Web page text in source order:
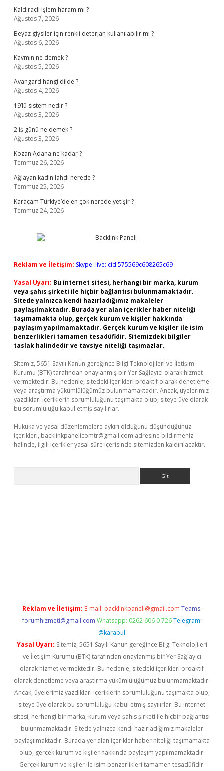
Kaldıraçlı işlem haram mı ?
Ağustos 7, 2026
Beyaz giysiler için renkli deterjan kullanılabilir mi ?
Ağustos 6, 2026
Kavmin ne demek ?
Ağustos 5, 2026
Avangard hangi dilde ?
Ağustos 4, 2026
19’lü sistem nedir ?
Ağustos 3, 2026
2 iş günü ne demek ?
Ağustos 3, 2026
Kozan Adana ne kadar ?
Temmuz 26, 2026
Ağlayan kadın lahdi nerede ?
Temmuz 25, 2026
Karaçam Türkiye’de en çok nerede yetişir ?
Temmuz 24, 2026
Reklam ve İletişim: Skype: live:.cid.575569c608265c69
Yasal Uyarı: Bu internet sitesi, herhangi bir marka, kurum
veya şahıs şirketi ile hiçbir bağlantısı bulunmamaktadır.
Sitede yalnızca kendi hazırladığımız makaleler
paylaşılmaktadır. Burada yer alan içerikler haber niteliği
taşımamakta olup, gerçek kurum ve kişiler hakkında
paylaşım yapılmamaktadır. Gerçek kurum ve kişiler ile isim
benzerlikleri tamamen tesadüfidir. Sitemizdeki bilgiler
taslak halindedir ve tavsiye niteliği taşımazlar.
Sitemiz, 5651 Sayılı Kanun gereğince Bilgi Teknolojileri ve İletişim
Kurumu (BTK) tarafından onaylanmış bir Yer Sağlayıcı olarak hizmet
vermektedir. Bu nedenle, sitedeki içerikleri proaktif olarak denetleme
veya araştırma yükümlülüğümüz bulunmamaktadır. Ancak, üyelerimiz
yazdıkları içeriklerin sorumluluğunu taşımakta olup, siteye üye olarak
bu sorumluluğu kabul etmiş sayılırlar.
Hukuka ve yasal düzenlemelere aykırı olduğunu düşündüğünüz
içerikleri, backlinkpanelicomtr@gmail.com adresine bildirmeniz
halinde, ilgili içerikler yasal süre içerisinde sitemizden kaldırılacaktır.
Reklam ve İletişim: E-mail: backlinkpaneli@gmail.com Teams:
forumhizmeti@gmail.com Whatsapp: 0262 606 0 726 Telegram:
@karabul
Yasal Uyarı: Sitemiz, 5651 Sayılı Kanun gereğince Bilgi Teknolojileri
ve İletişim Kurumu (BTK) tarafından onaylanmış bir Yer Sağlayıcı
olarak hizmet vermektedir. Bu nedenle, sitedeki içerikleri proaktif
olarak denetleme veya araştırma yükümlülüğümüz bulunmamaktadır.
Ancak, üyelerimiz yazdıkları içeriklerin sorumluluğunu taşımakta olup,
siteye üye olarak bu sorumluluğu kabul etmiş sayılırlar. Bu internet
sitesi, herhangi bir marka, kurum veya şahıs şirketi ile hiçbir bağlantısı
bulunmamaktadır. Sitede yalnızca kendi hazırladığımız makaleler
paylaşılmaktadır. Burada yer alan içerikler haber niteliği taşımamakta
olup, gerçek kurum ve kişiler hakkında paylaşım yapılmamaktadır.
Gerçek kurum ve kişiler ile isim benzerlikleri tamamen tesadüfidir.